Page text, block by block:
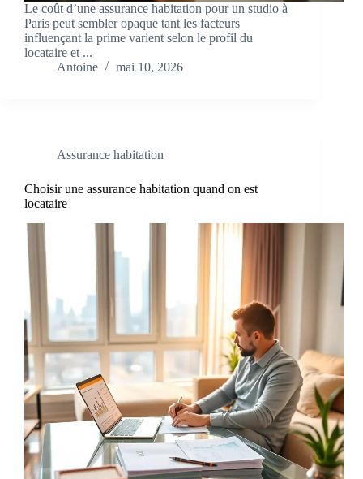
Le coût d’une assurance habitation pour un studio à
Paris peut sembler opaque tant les facteurs
influençant la prime varient selon le profil du
locataire et ...
Antoine
mai 10, 2026
Assurance habitation
Choisir une assurance habitation quand on est
locataire